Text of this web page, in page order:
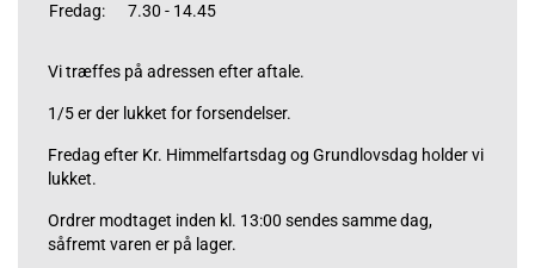
Fredag:
7.30 - 14.45
Vi træffes på adressen efter aftale.
1/5 er der lukket for forsendelser.
Fredag efter Kr. Himmelfartsdag og Grundlovsdag holder vi
lukket.
Ordrer modtaget inden kl. 13:00 sendes samme dag,
såfremt varen er på lager.